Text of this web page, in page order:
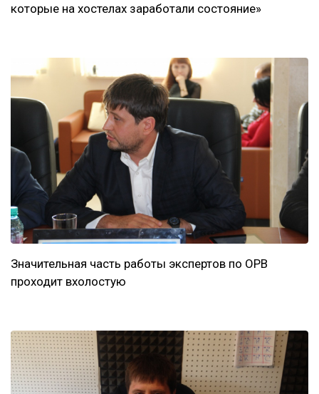
которые на хостелах заработали состояние»
Значительная часть работы экспертов по ОРВ
проходит вхолостую